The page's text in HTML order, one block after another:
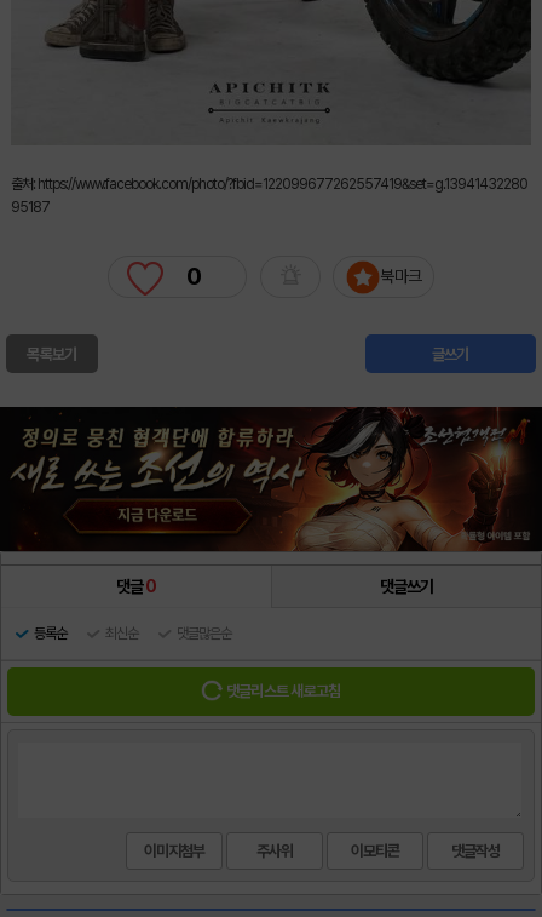
출처: https://www.facebook.com/photo/?fbid=122099677262557419&set=g.13941432280
95187
0 북마크
목록보기 글쓰기
댓글0 댓글쓰기
등록순 최신순 댓글많은순
댓글리스트 새로고침
이미지첨부 주사위 이모티콘